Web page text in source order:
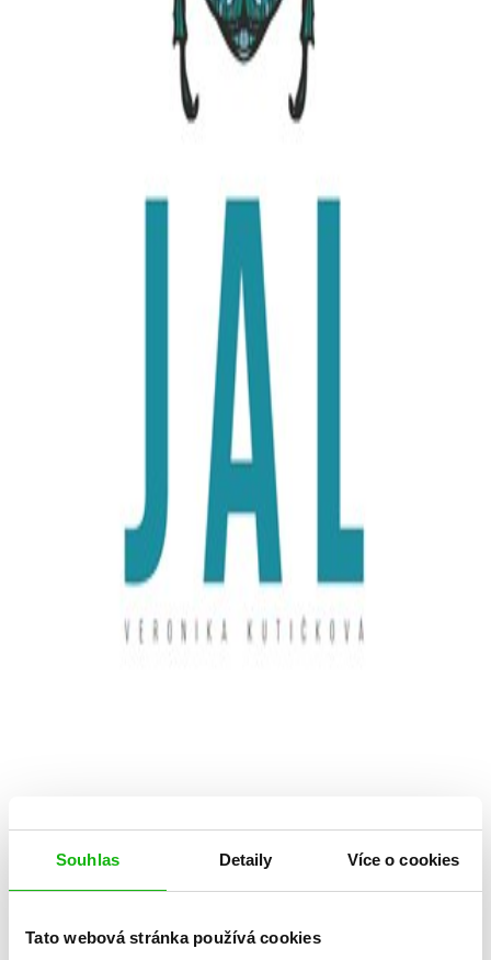
Souhlas Detaily Více o cookies
Tato webová stránka používá cookies